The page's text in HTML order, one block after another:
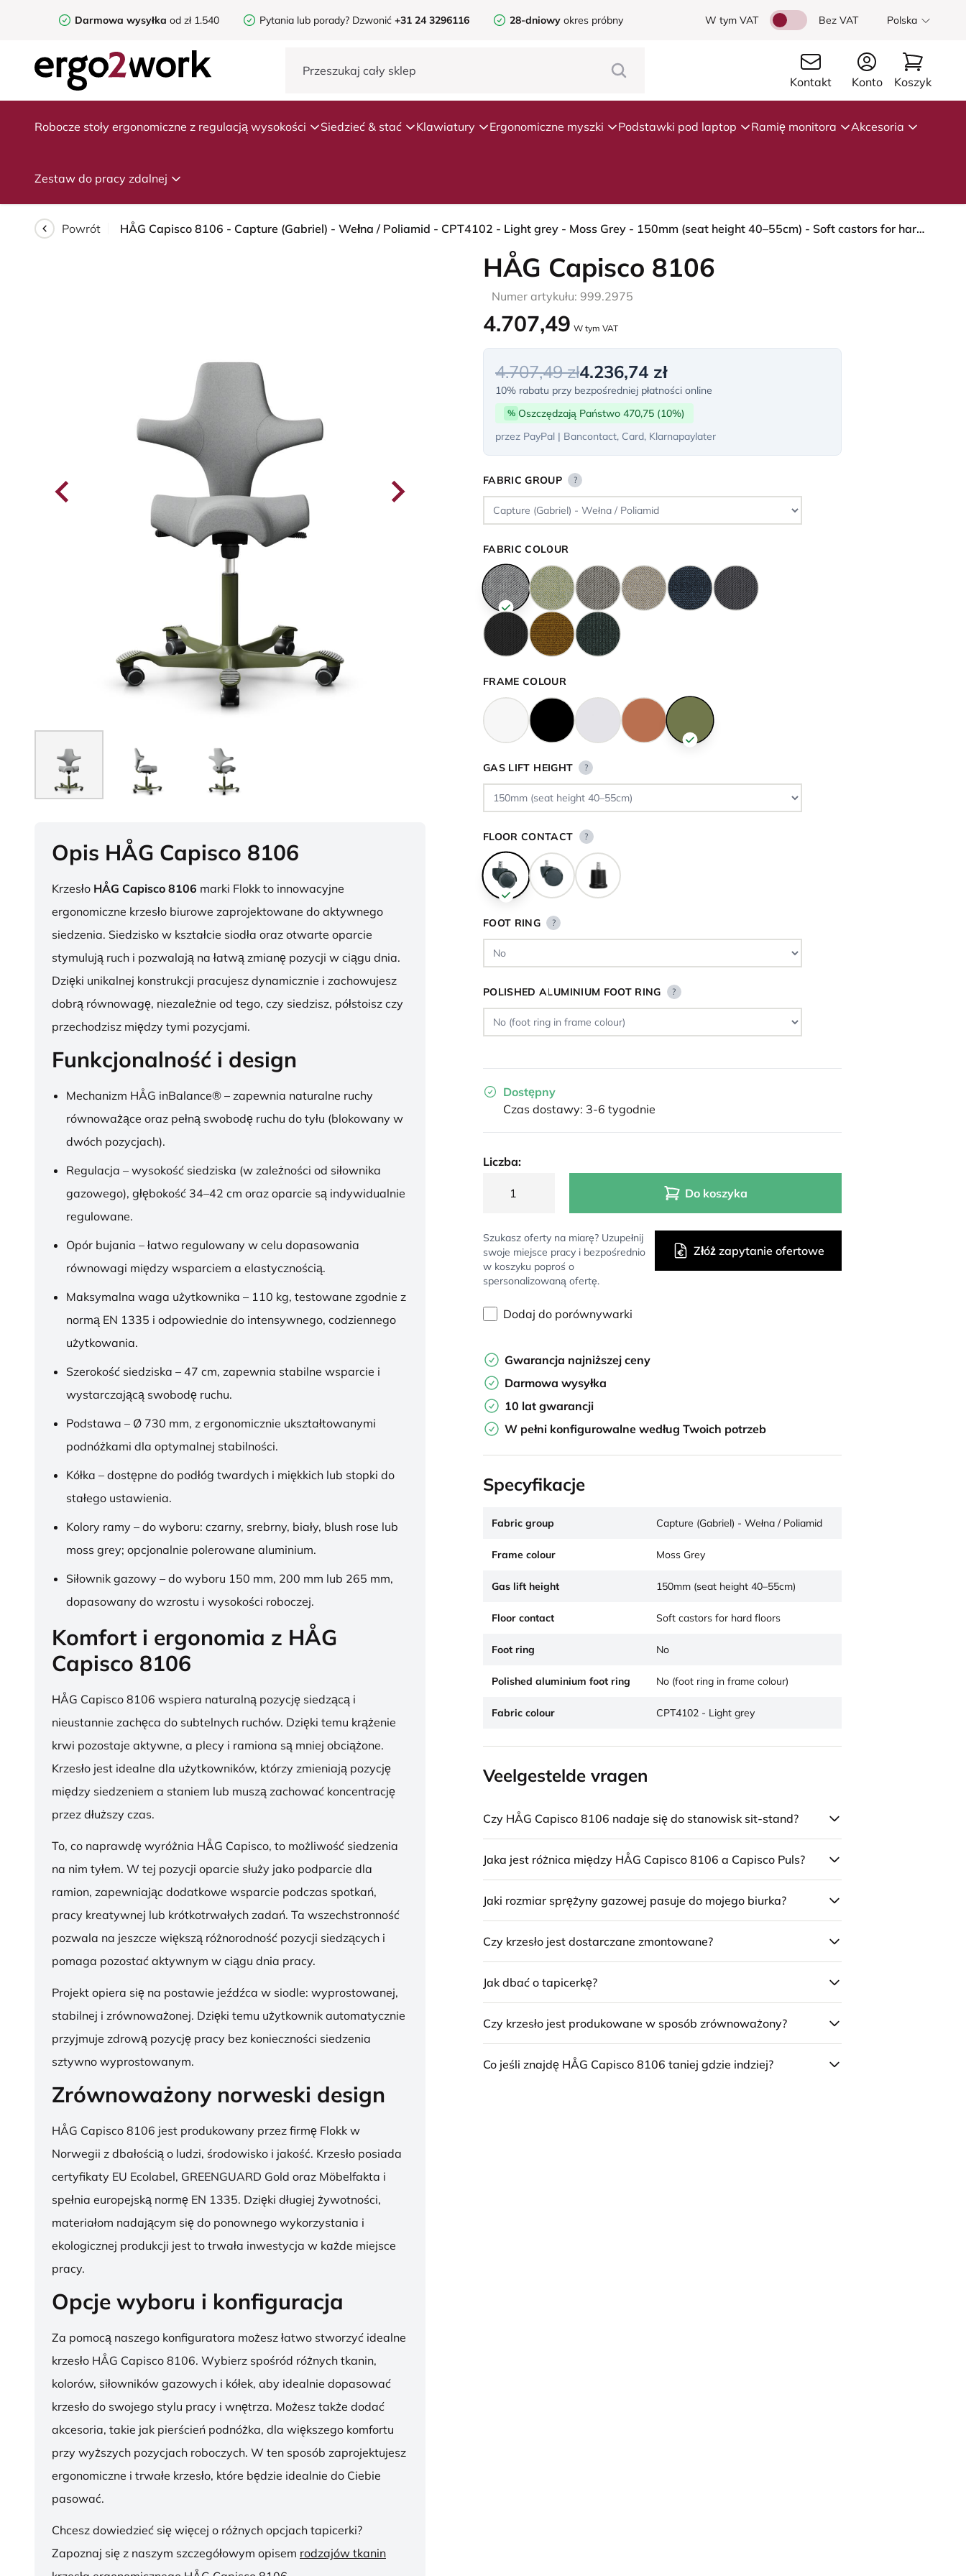
Darmowa wysyłka od zł 1.540 Pytania lub porady? Dzwonić +31 24 3296116 28-dniowy okres próbny W tym VAT Bez VAT Polska
Kontakt Konto Koszyk
Robocze stoły ergonomiczne z regulacją wysokości Siedzieć & stać Klawiatury Ergonomiczne myszki Podstawki pod laptop Ramię monitora Akcesoria
Zestaw do pracy zdalnej
Powrót HÅG Capisco 8106 - Capture (Gabriel) - Wełna / Poliamid - CPT4102 - Light grey - Moss Grey - 150mm (seat height 40–55cm) - Soft castors for hard floors
Opis HÅG Capisco 8106
Krzesło HÅG Capisco 8106 marki Flokk to innowacyjne
ergonomiczne krzesło biurowe zaprojektowane do aktywnego
siedzenia. Siedzisko w kształcie siodła oraz otwarte oparcie
stymulują ruch i pozwalają na łatwą zmianę pozycji w ciągu dnia.
Dzięki unikalnej konstrukcji pracujesz dynamicznie i zachowujesz
dobrą równowagę, niezależnie od tego, czy siedzisz, półstoisz czy
przechodzisz między tymi pozycjami.
Funkcjonalność i design
Mechanizm HÅG inBalance® – zapewnia naturalne ruchy
równoważące oraz pełną swobodę ruchu do tyłu (blokowany w
dwóch pozycjach).
Regulacja – wysokość siedziska (w zależności od siłownika
gazowego), głębokość 34–42 cm oraz oparcie są indywidualnie
regulowane.
Opór bujania – łatwo regulowany w celu dopasowania
równowagi między wsparciem a elastycznością.
Maksymalna waga użytkownika – 110 kg, testowane zgodnie z
normą EN 1335 i odpowiednie do intensywnego, codziennego
użytkowania.
Szerokość siedziska – 47 cm, zapewnia stabilne wsparcie i
wystarczającą swobodę ruchu.
Podstawa – Ø 730 mm, z ergonomicznie ukształtowanymi
podnóżkami dla optymalnej stabilności.
Kółka – dostępne do podłóg twardych i miękkich lub stopki do
stałego ustawienia.
Kolory ramy – do wyboru: czarny, srebrny, biały, blush rose lub
moss grey; opcjonalnie polerowane aluminium.
Siłownik gazowy – do wyboru 150 mm, 200 mm lub 265 mm,
dopasowany do wzrostu i wysokości roboczej.
Komfort i ergonomia z HÅG
Capisco 8106
HÅG Capisco 8106 wspiera naturalną pozycję siedzącą i
nieustannie zachęca do subtelnych ruchów. Dzięki temu krążenie
krwi pozostaje aktywne, a plecy i ramiona są mniej obciążone.
Krzesło jest idealne dla użytkowników, którzy zmieniają pozycję
między siedzeniem a staniem lub muszą zachować koncentrację
przez dłuższy czas.
To, co naprawdę wyróżnia HÅG Capisco, to możliwość siedzenia
na nim tyłem. W tej pozycji oparcie służy jako podparcie dla
ramion, zapewniając dodatkowe wsparcie podczas spotkań,
pracy kreatywnej lub krótkotrwałych zadań. Ta wszechstronność
pozwala na jeszcze większą różnorodność pozycji siedzących i
pomaga pozostać aktywnym w ciągu dnia pracy.
Projekt opiera się na postawie jeźdźca w siodle: wyprostowanej,
stabilnej i zrównoważonej. Dzięki temu użytkownik automatycznie
przyjmuje zdrową pozycję pracy bez konieczności siedzenia
sztywno wyprostowanym.
Zrównoważony norweski design
HÅG Capisco 8106 jest produkowany przez firmę Flokk w
Norwegii z dbałością o ludzi, środowisko i jakość. Krzesło posiada
certyfikaty EU Ecolabel, GREENGUARD Gold oraz Möbelfakta i
spełnia europejską normę EN 1335. Dzięki długiej żywotności,
materiałom nadającym się do ponownego wykorzystania i
ekologicznej produkcji jest to trwała inwestycja w każde miejsce
pracy.
Opcje wyboru i konfiguracja
Za pomocą naszego konfiguratora możesz łatwo stworzyć idealne
krzesło HÅG Capisco 8106. Wybierz spośród różnych tkanin,
kolorów, siłowników gazowych i kółek, aby idealnie dopasować
krzesło do swojego stylu pracy i wnętrza. Możesz także dodać
akcesoria, takie jak pierścień podnóżka, dla większego komfortu
przy wyższych pozycjach roboczych. W ten sposób zaprojektujesz
ergonomiczne i trwałe krzesło, które będzie idealnie do Ciebie
pasować.
Chcesz dowiedzieć się więcej o różnych opcjach tapicerki?
Zapoznaj się z naszym szczegółowym opisem rodzajów tkanin
HÅG Capisco 8106
Numer artykułu: 999.2975
4.707,49 W tym VAT
4.707,49 zł4.236,74 zł
10% rabatu przy bezpośredniej płatności online
% Oszczędzają Państwo 470,75 (10%)
przez PayPal | Bancontact, Card, Klarnapaylater
FABRIC GROUP ?
FABRIC COLOUR
FRAME COLOUR
GAS LIFT HEIGHT ?
FLOOR CONTACT ?
FOOT RING ?
POLISHED ALUMINIUM FOOT RING ?
Dostępny
Czas dostawy: 3-6 tygodnie
Liczba:
Do koszyka
Szukasz oferty na miarę? Uzupełnij
swoje miejsce pracy i bezpośrednio
w koszyku poproś o
spersonalizowaną ofertę.
Złóż zapytanie ofertowe
Dodaj do porównywarki
Gwarancja najniższej ceny
Darmowa wysyłka
10 lat gwarancji
W pełni konfigurowalne według Twoich potrzeb
Specyfikacje
Fabric group Capture (Gabriel) - Wełna / Poliamid
Frame colour Moss Grey
Gas lift height 150mm (seat height 40–55cm)
Floor contact Soft castors for hard floors
Foot ring No
Polished aluminium foot ring No (foot ring in frame colour)
Fabric colour CPT4102 - Light grey
Veelgestelde vragen
Czy HÅG Capisco 8106 nadaje się do stanowisk sit-stand?
Jaka jest różnica między HÅG Capisco 8106 a Capisco Puls?
Jaki rozmiar sprężyny gazowej pasuje do mojego biurka?
Czy krzesło jest dostarczane zmontowane?
Jak dbać o tapicerkę?
Czy krzesło jest produkowane w sposób zrównoważony?
Co jeśli znajdę HÅG Capisco 8106 taniej gdzie indziej?